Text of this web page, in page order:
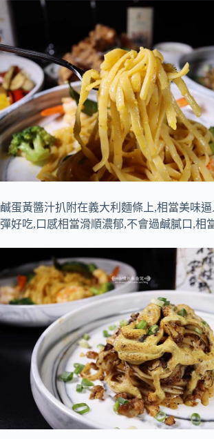
鹹蛋黃醬汁扒附在義大利麵條上,相當美味
彈好吃,口感相當滑順濃郁,不會過鹹膩口,相